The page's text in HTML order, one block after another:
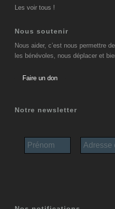
Les voir tous !
Nous soutenir
Nous aider, c’est nous permettre
les bénévoles, nous déplacer et
Faire un don
Notre newsletter